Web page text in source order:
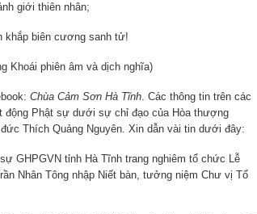
giới thiên nhân;
biên cương sanh tử!
âm và dịch nghĩa)
Chùa Cảm Sơn Hà Tĩnh. Các thông tin trên các
động Phật sự dưới sự chỉ đạo của Hòa thượng
Thích Quảng Nguyên. Xin dẫn vài tin dưới đây:
GHPGVN tỉnh Hà Tĩnh trang nghiêm tổ chức Lễ
Nhân Tông nhập Niết bàn, tưởng niệm Chư vị Tổ